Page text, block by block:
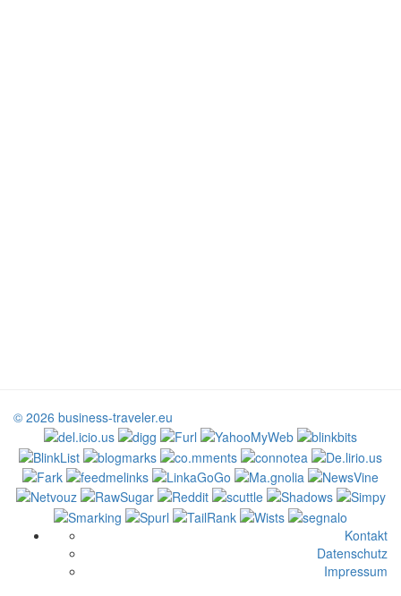
© 2026 business-traveler.eu
Kontakt
Datenschutz
Impressum